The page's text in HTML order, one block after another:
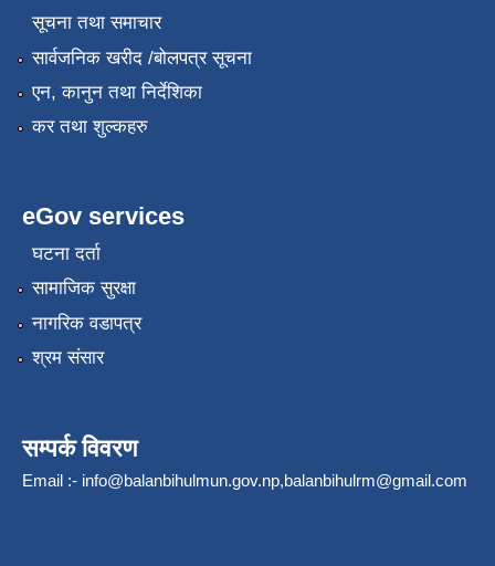
सूचना तथा समाचार
सार्वजनिक खरीद /बोलपत्र सूचना
एन, कानुन तथा निर्देशिका
कर तथा शुल्कहरु
eGov services
घटना दर्ता
सामाजिक सुरक्षा
नागरिक वडापत्र
श्रम संसार
सम्पर्क विवरण
Email :- info@balanbihulmun.gov.np,balanbihulrm@gmail.com